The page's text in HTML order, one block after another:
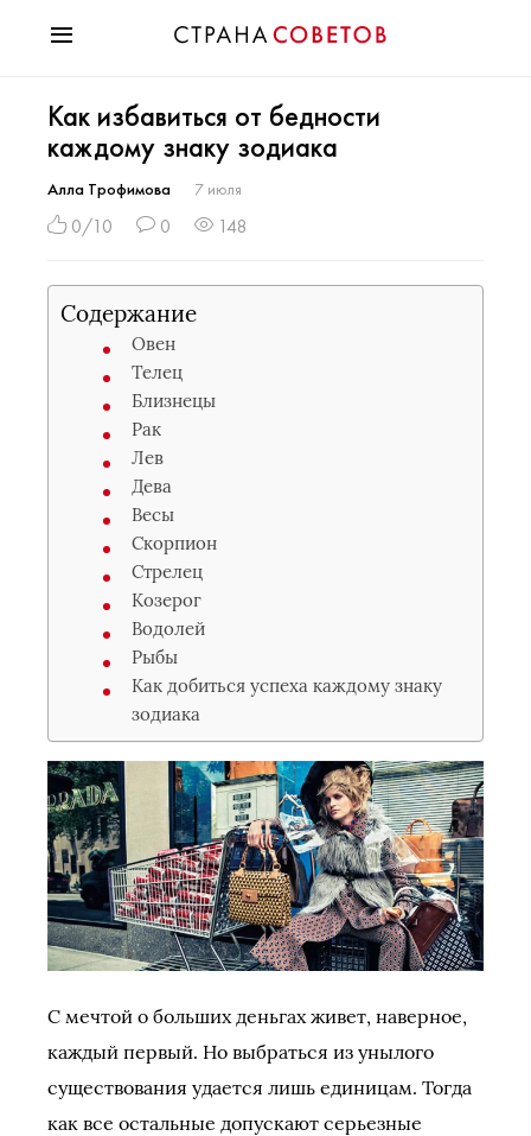
Мода
Звезды
Гороскопы
Здоровье
Хобби
Разное
Праздники
Как избавиться от бедности
каждому знаку зодиака
Алла Трофимова 7 июля
0/10 0 148
Содержание
Овен
Телец
Близнецы
Рак
Лев
Дева
Весы
Скорпион
Стрелец
Козерог
Водолей
Рыбы
Как добиться успеха каждому знаку
зодиака
С мечтой о больших деньгах живет, наверное,
каждый первый. Но выбраться из унылого
существования удается лишь единицам. Тогда
как все остальные допускают серьезные